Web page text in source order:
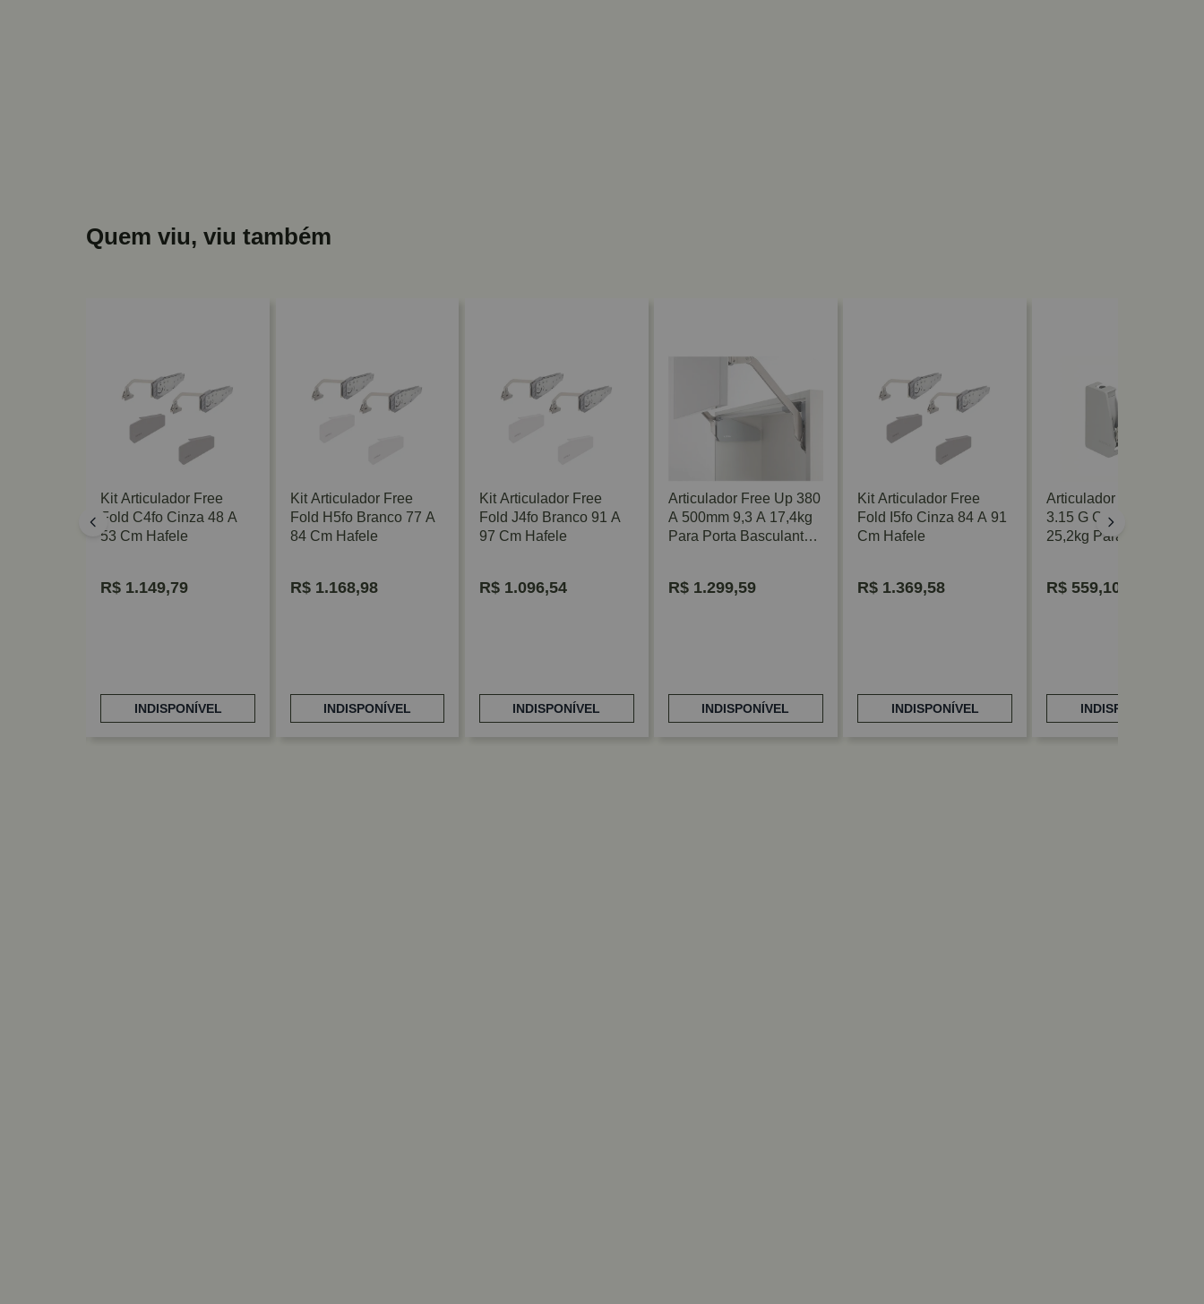
Quem viu, viu também
Kit Articulador Free
Fold C4fo Cinza 48 A
53 Cm Hafele
R$ 1.149,79
INDISPONÍVEL
Kit Articulador Free
Fold H5fo Branco 77 A
84 Cm Hafele
R$1.168,98
INDISPONÍVEL
Kit Articulador Free
Fold J4fo Branco 91 A
97 Cm Hafele
R$1.096,54
INDISPONÍVEL
Articulador Free Up 380
A 500mm 9,3 A 17,4kg
Para Porta Basculante
R$1.299,59
INDISPONÍVEL
Kit Articulador Free
Fold I5fo Cinza 84 A 91
Cm Hafele
R$ 1.369,58
INDISPONÍVEL
Articulador Free Flap
3.15 G Cinza 6,9 A
25,2kg Para Porta
R$ 559,10
INDISPONÍVEL